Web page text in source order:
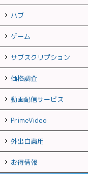
ハブ
ゲーム
サブスクリプション
価格調査
動画配信サービス
PrimeVideo
外出自粛用
お得情報